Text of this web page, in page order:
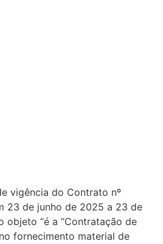
vigência do Contrato nº
23 de junho de 2025 a 23 de
objeto “é a “Contratação de
fornecimento material de